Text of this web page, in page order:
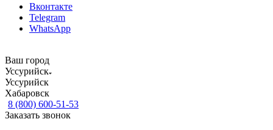
Вконтакте
Telegram
WhatsApp
Ваш город
Уссурийск
Уссурийск
Хабаровск
8 (800) 600-51-53
Заказать звонок